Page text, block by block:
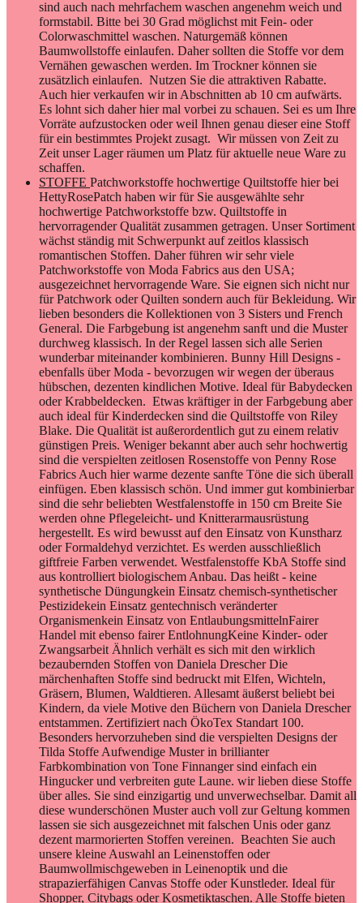
sind auch nach mehrfachem waschen angenehm weich und
formstabil. Bitte bei 30 Grad möglichst mit Fein- oder
Colorwaschmittel waschen. Naturgemäß können
Baumwollstoffe einlaufen. Daher sollten die Stoffe vor dem
Vernähen gewaschen werden. Im Trockner können sie
zusätzlich einlaufen. Nutzen Sie die attraktiven Rabatte.
Auch hier verkaufen wir in Abschnitten ab 10 cm aufwärts.
Es lohnt sich daher hier mal vorbei zu schauen. Sei es um Ihre
Vorräte aufzustocken oder weil Ihnen genau dieser eine Stoff
für ein bestimmtes Projekt zusagt. Wir müssen von Zeit zu
Zeit unser Lager räumen um Platz für aktuelle neue Ware zu
schaffen.
STOFFE Patchworkstoffe hochwertige Quiltstoffe hier bei
HettyRosePatch haben wir für Sie ausgewählte sehr
hochwertige Patchworkstoffe bzw. Quiltstoffe in
hervorragender Qualität zusammen getragen. Unser Sortiment
wächst ständig mit Schwerpunkt auf zeitlos klassisch
romantischen Stoffen. Daher führen wir sehr viele
Patchworkstoffe von Moda Fabrics aus den USA;
ausgezeichnet hervorragende Ware. Sie eignen sich nicht nur
für Patchwork oder Quilten sondern auch für Bekleidung. Wir
lieben besonders die Kollektionen von 3 Sisters und French
General. Die Farbgebung ist angenehm sanft und die Muster
durchweg klassisch. In der Regel lassen sich alle Serien
wunderbar miteinander kombinieren. Bunny Hill Designs -
ebenfalls über Moda - bevorzugen wir wegen der überaus
hübschen, dezenten kindlichen Motive. Ideal für Babydecken
oder Krabbeldecken. Etwas kräftiger in der Farbgebung aber
auch ideal für Kinderdecken sind die Quiltstoffe von Riley
Blake. Die Qualität ist außerordentlich gut zu einem relativ
günstigen Preis. Weniger bekannt aber auch sehr hochwertig
sind die verspielten zeitlosen Rosenstoffe von Penny Rose
Fabrics Auch hier warme dezente sanfte Töne die sich überall
einfügen. Eben klassisch schön. Und immer gut kombinierbar
sind die sehr beliebten Westfalenstoffe in 150 cm Breite Sie
werden ohne Pflegeleicht- und Knitterarmausrüstung
hergestellt. Es wird bewusst auf den Einsatz von Kunstharz
oder Formaldehyd verzichtet. Es werden ausschließlich
giftfreie Farben verwendet. Westfalenstoffe KbA Stoffe sind
aus kontrolliert biologischem Anbau. Das heißt - keine
synthetische Düngungkein Einsatz chemisch-synthetischer
Pestizidekein Einsatz gentechnisch veränderter
Organismenkein Einsatz von EntlaubungsmittelnFairer
Handel mit ebenso fairer EntlohnungKeine Kinder- oder
Zwangsarbeit Ähnlich verhält es sich mit den wirklich
bezaubernden Stoffen von Daniela Drescher Die
märchenhaften Stoffe sind bedruckt mit Elfen, Wichteln,
Gräsern, Blumen, Waldtieren. Allesamt äußerst beliebt bei
Kindern, da viele Motive den Büchern von Daniela Drescher
entstammen. Zertifiziert nach ÖkoTex Standart 100.
Besonders hervorzuheben sind die verspielten Designs der
Tilda Stoffe Aufwendige Muster in brillianter
Farbkombination von Tone Finnanger sind einfach ein
Hingucker und verbreiten gute Laune. wir lieben diese Stoffe
über alles. Sie sind einzigartig und unverwechselbar. Damit all
diese wunderschönen Muster auch voll zur Geltung kommen
lassen sie sich ausgezeichnet mit falschen Unis oder ganz
dezent marmorierten Stoffen vereinen. Beachten Sie auch
unsere kleine Auswahl an Leinenstoffen oder
Baumwollmischgeweben in Leinenoptik und die
strapazierfähigen Canvas Stoffe oder Kunstleder. Ideal für
Shopper, Citybags oder Kosmetiktaschen. Alle Stoffe bieten